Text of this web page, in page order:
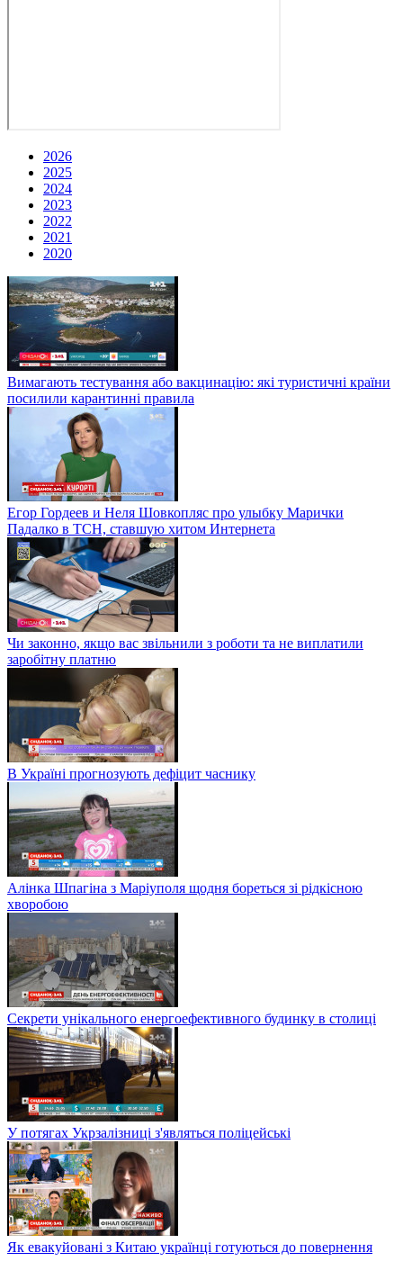
2026
2025
2024
2023
2022
2021
2020
Вимагають тестування або вакцинацію: які туристичні країни
посилили карантинні правила
Егор Гордеев и Неля Шовкопляс про улыбку Марички
Падалко в ТСН, ставшую хитом Интернета
Чи законно, якщо вас звільнили з роботи та не виплатили
заробітну платню
В Україні прогнозують дефіцит часнику
Алінка Шпагіна з Маріуполя щодня бореться зі рідкісною
хворобою
Секрети унікального енергоефективного будинку в столиці
У потягах Укрзалізниці з'являться поліцейські
Як евакуйовані з Китаю українці готуються до повернення